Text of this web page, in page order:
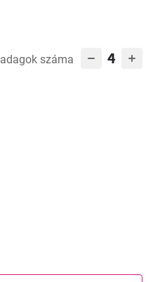
adagok száma 4